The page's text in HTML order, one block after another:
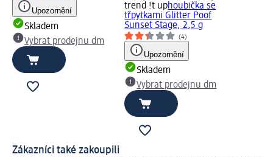
Upozornění
Skladem
Vybrat prodejnu dm
trend !t uphoubička se
třpytkami Glitter Poof
Sunset Stage, 2,5 g
(4)
Upozornění
Skladem
Vybrat prodejnu dm
Zákazníci také zakoupili